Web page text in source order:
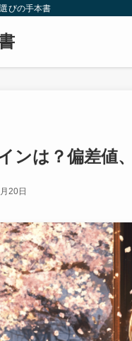
びの手本書
ンは？偏差値
20日